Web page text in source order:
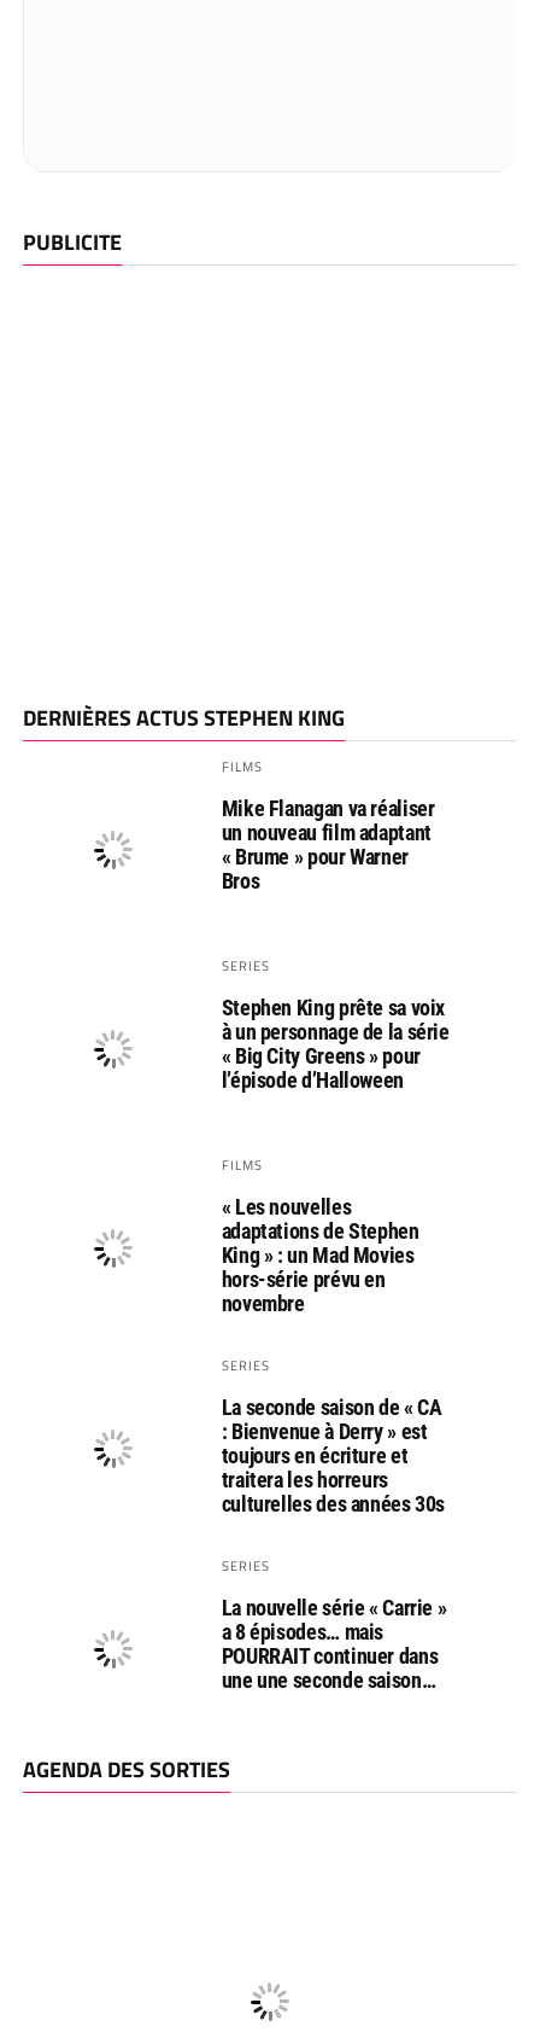
PUBLICITE
DERNIÈRES ACTUS STEPHEN KING
FILMS
Mike Flanagan va réaliser
un nouveau film adaptant
« Brume » pour Warner
Bros
SERIES
Stephen King prête sa voix
à un personnage de la série
« Big City Greens » pour
l’épisode d’Halloween
FILMS
« Les nouvelles
adaptations de Stephen
King » : un Mad Movies
hors-série prévu en
novembre
SERIES
La seconde saison de « CA
: Bienvenue à Derry » est
toujours en écriture et
traitera les horreurs
culturelles des années 30s
SERIES
La nouvelle série « Carrie »
a 8 épisodes… mais
POURRAIT continuer dans
une une seconde saison…
AGENDA DES SORTIES